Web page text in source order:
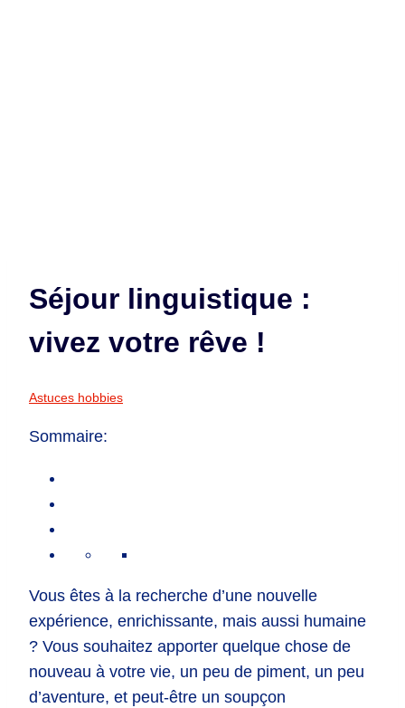
Séjour linguistique :
vivez votre rêve !
Astuces hobbies
Sommaire:
Vous êtes à la recherche d’une nouvelle
expérience, enrichissante, mais aussi humaine
? Vous souhaitez apporter quelque chose de
nouveau à votre vie, un peu de piment, un peu
d’aventure, et peut-être un soupçon